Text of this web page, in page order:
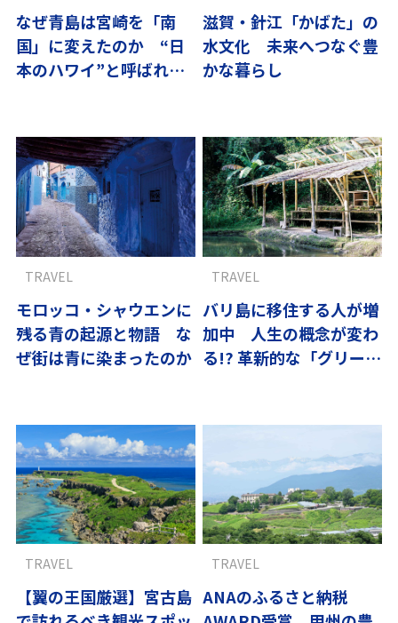
なぜ青島は宮崎を「南
国」に変えたのか “日
本のハワイ”と呼ばれる
滋賀・針江「かばた」の
水文化 未来へつなぐ豊
かな暮らし
モロッコ・シャウエンに
残る青の起源と物語 な
ぜ街は青に染まったのか
TRAVEL
バリ島に移住する人が増
加中 人生の概念が変わ
る!? 革新的な「グリーン
TRAVEL
【翼の王国厳選】宮古島
TRAVEL
ANAのふるさと納税
TRAVEL